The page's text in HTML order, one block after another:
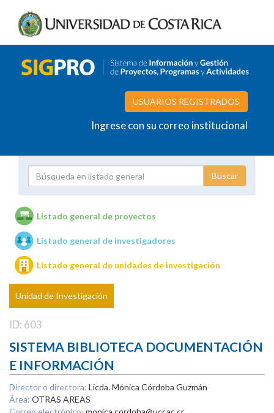
USUARIOS REGISTRADOS
Ingrese con su correo institucional
Unidades de investigación
Listado general de proyectos
Listado general de investigadores
Listado general de unidades de investigación
Unidad de Investigación
ID: 603
SISTEMA BIBLIOTECA DOCUMENTACIÓN
E INFORMACIÓN
Director o directora: Licda. Mónica Córdoba Guzmán
Área: OTRAS AREAS